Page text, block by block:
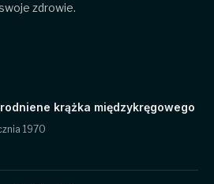
zdrowie.
krążka międzykręgowego
1970